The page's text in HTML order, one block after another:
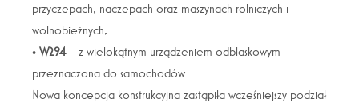
przyczepach, naczepach oraz maszynach rolniczych i
wolnobieżnych,
• W294– z wielokątnym urządzeniem odblaskowym
przeznaczona do samochodów.
Nowa koncepcja konstrukcyjna zastąpiła wcześniejszy podział